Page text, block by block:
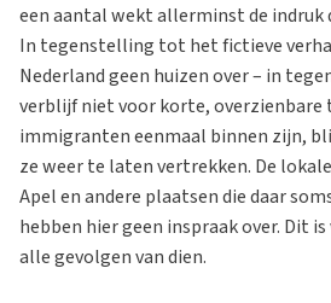
een aantal wekt allerminst de indruk
In tegenstelling tot het fictieve
Nederland geen huizen over – in
verblijf niet voor korte, overzienbare
immigranten eenmaal binnen zijn,
ze weer te laten vertrekken. De
Apel en andere plaatsen die daar
hebben hier geen inspraak over. Dit
alle gevolgen van dien.